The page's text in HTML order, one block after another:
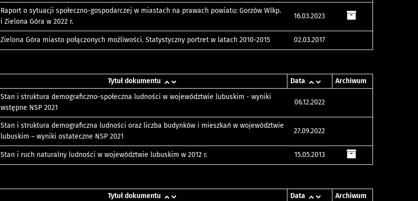
Raport o sytuacji społeczno-gospodarczej w miastach na prawach powiatu: Gorzów Wlkp.
i Zielona Góra w 2022 r.
16.03.2023
Zielona Góra miasto połączonych możliwości. Statystyczny portret w latach 2010-2015 02.03.2017
Tytuł dokumentu Data Archiwum
Stan i struktura demograficzno-społeczna ludności w województwie lubuskim - wyniki
wstępne NSP 2021
06.12.2022
Stan i struktura demograficzna ludności oraz liczba budynków i mieszkań w województwie
lubuskim – wyniki ostateczne NSP 2021
27.09.2022
Stan i ruch naturalny ludności w województwie lubuskim w 2012 r. 15.05.2013
Tytuł dokumentu Data
Archiwum